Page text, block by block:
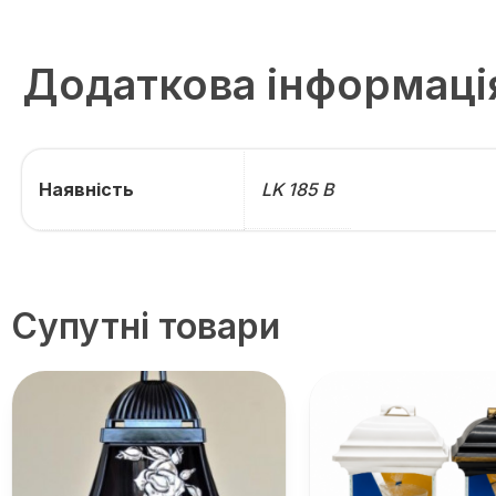
Додаткова
Наявність LK 185 В
Супутні товари